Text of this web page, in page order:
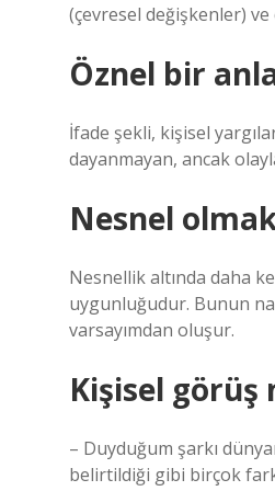
(çevresel değişkenler)
Öznel bir
İfade şekli, kişisel
dayanmayan, ancak
Nesnel
Nesnellik altında daha
uygunluğudur. Bunun
varsayımdan oluşur.
Kişisel görüş
– Duyduğum şarkı
belirtildiği gibi birçok